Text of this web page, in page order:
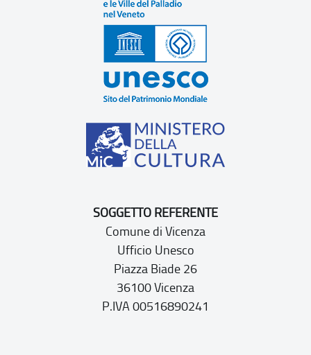
SOGGETTO REFERENTE
Comune di Vicenza
Ufficio Unesco
Piazza Biade 26
36100 Vicenza
P.IVA 00516890241